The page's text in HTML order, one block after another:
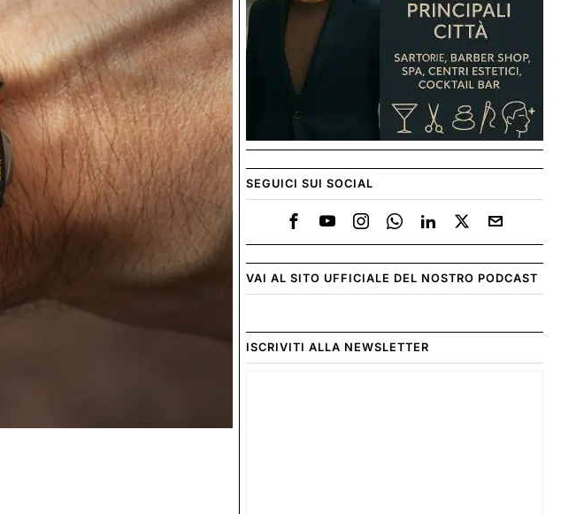
SEGUICI SUI SOCIAL
VAI AL SITO UFFICIALE DEL NOSTRO PODCAST
ISCRIVITI ALLA NEWSLETTER